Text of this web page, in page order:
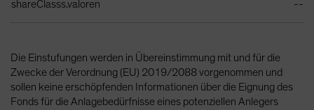
shareClasss.valoren --
Die Einstufungen werden in Übereinstimmung mit und für die
Zwecke der Verordnung (EU) 2019/2088 vorgenommen und
sollen keine erschöpfenden Informationen über die Eignung des
Fonds für die Anlagebedürfnisse eines potenziellen Anlegers